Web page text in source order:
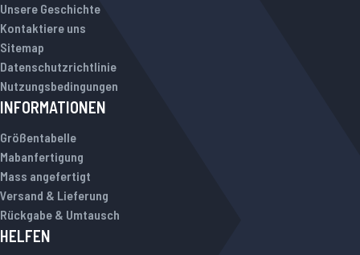
Unsere Geschichte
Kontaktiere uns
Sitemap
Datenschutzrichtlinie
Nutzungsbedingungen
INFORMATIONEN
Größentabelle
Mabanfertigung
Mass angefertigt
Versand & Lieferung
Rückgabe & Umtausch
HELFEN